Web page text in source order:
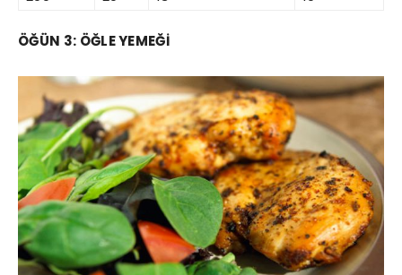
ÖĞÜN 3: ÖĞLE YEMEĞİ